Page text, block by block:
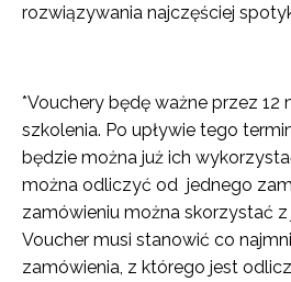
rozwiązywania najczęściej
*Vouchery będę ważne przez 12
szkolenia. Po upływie tego
będzie można już ich
można odliczyć od jednego
zamówieniu można skorzystać
Voucher musi stanowić co
zamówienia, z którego jest